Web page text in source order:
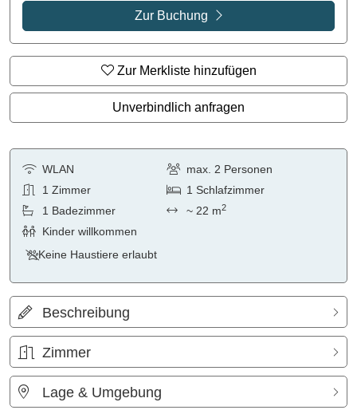
Zur Buchung
Zur Merkliste hinzufügen
Unverbindlich anfragen
WLAN max. 2 Personen
1 Zimmer 1 Schlafzimmer
1 Badezimmer ~ 22 m2
Kinder willkommen
Keine Haustiere erlaubt
Beschreibung
Zimmer
Lage & Umgebung